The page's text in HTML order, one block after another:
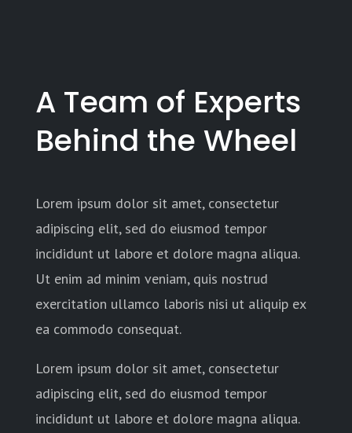
A Team of Experts
Behind the Wheel
Lorem ipsum dolor sit amet, consectetur
adipiscing elit, sed do eiusmod tempor
incididunt ut labore et dolore magna aliqua.
Ut enim ad minim veniam, quis nostrud
exercitation ullamco laboris nisi ut aliquip ex
ea commodo consequat.
Lorem ipsum dolor sit amet, consectetur
adipiscing elit, sed do eiusmod tempor
incididunt ut labore et dolore magna aliqua.